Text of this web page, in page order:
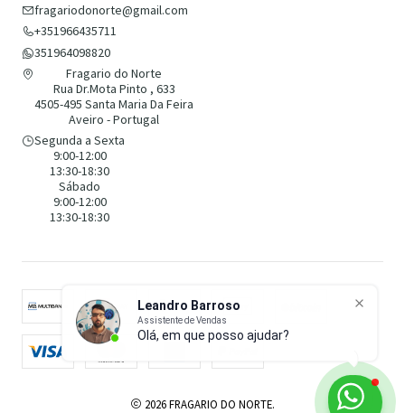
Leandro Barroso
Assistente de Vendas
Olá, em que posso ajudar?
fragariodonorte@gmail.com
+351966435711
351964098820
Fragario do Norte
Rua Dr.Mota Pinto , 633
4505-495 Santa Maria Da Feira
Aveiro - Portugal
Segunda a Sexta
9:00-12:00
13:30-18:30
Sábado
9:00-12:00
13:30-18:30
2026 FRAGARIO DO NORTE.